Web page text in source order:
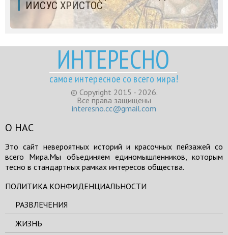
ИИСУС ХРИСТОС
ИНТЕРЕСНО
самое интересное со всего мира!
© Copyright 2015 - 2026.
Все права защищены
interesno.cc@gmail.com
О НАС
Это сайт невероятных историй и красочных пейзажей со
всего Мира.Мы объединяем единомышленников, которым
тесно в стандартных рамках интересов общества.
ПОЛИТИКА КОНФИДЕНЦИАЛЬНОСТИ
РАЗВЛЕЧЕНИЯ
ЖИЗНЬ